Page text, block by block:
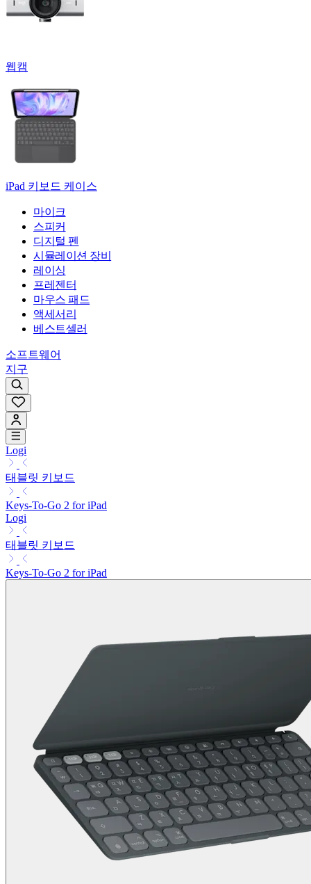
웹캠
iPad 키보드 케이스
마이크
스피커
디지털 펜
시뮬레이션 장비
레이싱
프레젠터
마우스 패드
액세서리
베스트셀러
소프트웨어
지구
Logi
태블릿 키보드
Keys-To-Go 2 for iPad
Logi
태블릿 키보드
Keys-To-Go 2 for iPad